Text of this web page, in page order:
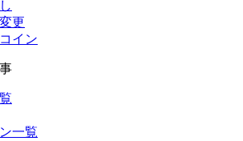
更
イン
一覧